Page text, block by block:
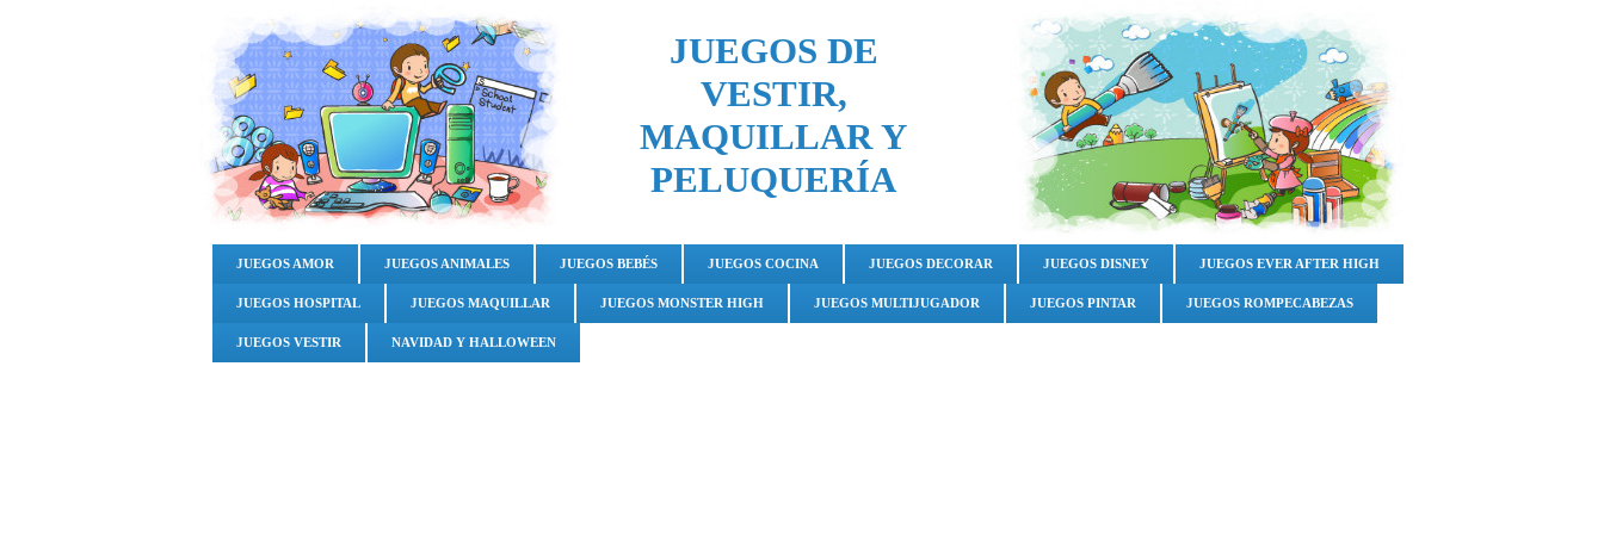
JUEGOS DE
VESTIR,
MAQUILLAR Y
PELUQUERÍA
JUEGOS AMOR JUEGOS ANIMALES JUEGOS BEBÉS JUEGOS COCINA JUEGOS DECORAR JUEGOS DISNEY JUEGOS EVER AFTER HIGH
JUEGOS HOSPITAL JUEGOS MAQUILLAR JUEGOS MONSTER HIGH JUEGOS MULTIJUGADOR JUEGOS PINTAR JUEGOS ROMPECABEZAS
JUEGOS VESTIR NAVIDAD Y HALLOWEEN